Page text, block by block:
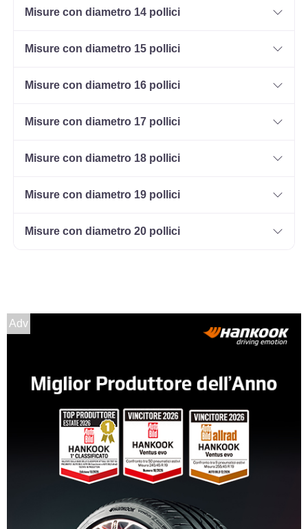
Misure con diametro 14 pollici
Misure con diametro 15 pollici
Misure con diametro 16 pollici
Misure con diametro 17 pollici
Misure con diametro 18 pollici
Misure con diametro 19 pollici
Misure con diametro 20 pollici
Adv